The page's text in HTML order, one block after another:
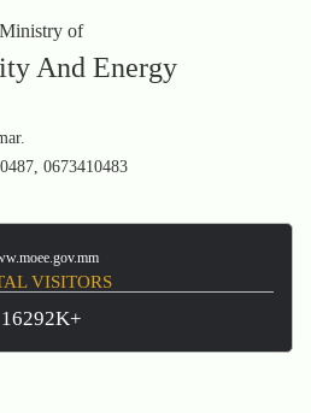
Ministry of
And Energy
0673410483
VISITORS
16292K+